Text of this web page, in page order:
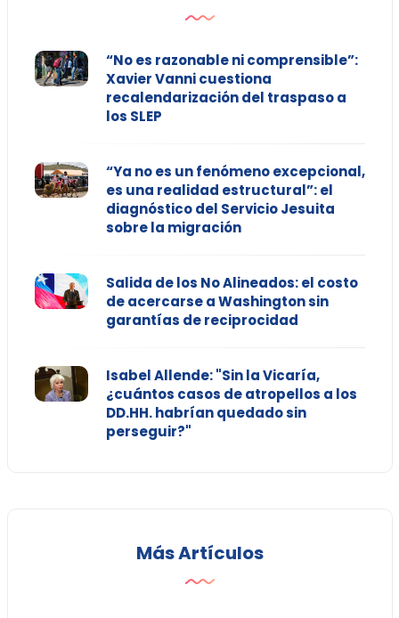
“No es razonable ni comprensible”:
Xavier Vanni cuestiona
recalendarización del traspaso a
los SLEP
“Ya no es un fenómeno excepcional,
es una realidad estructural”: el
diagnóstico del Servicio Jesuita
sobre la migración
Salida de los No Alineados: el costo
de acercarse a Washington sin
garantías de reciprocidad
Isabel Allende: "Sin la Vicaría,
¿cuántos casos de atropellos a los
DD.HH. habrían quedado sin
perseguir?"
Más Artículos